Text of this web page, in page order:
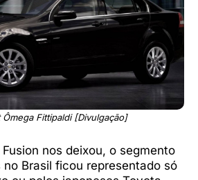
Ômega Fittipaldi [Divulgação]
nos deixou, o segmento
no Brasil ficou representado só